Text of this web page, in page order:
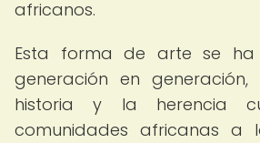
africanos.
Esta forma de arte se ha
generación en generación,
historia y la herencia
comunidades africanas a